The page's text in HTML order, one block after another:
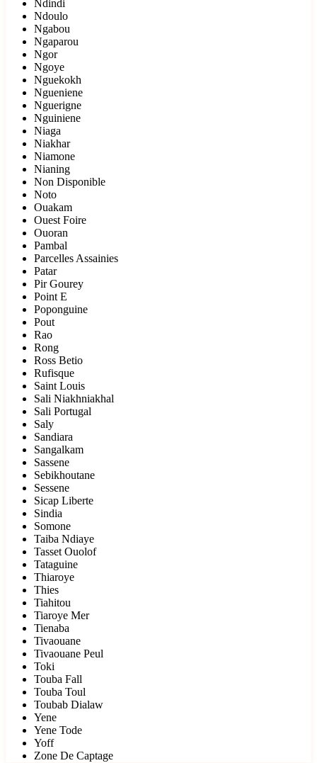
Ndindi
Ndoulo
Ngabou
Ngaparou
Ngor
Ngoye
Nguekokh
Ngueniene
Nguerigne
Nguiniene
Niaga
Niakhar
Niamone
Nianing
Non Disponible
Noto
Ouakam
Ouest Foire
Ouoran
Pambal
Parcelles Assainies
Patar
Pir Gourey
Point E
Poponguine
Pout
Rao
Rong
Ross Betio
Rufisque
Saint Louis
Sali Niakhniakhal
Sali Portugal
Saly
Sandiara
Sangalkam
Sassene
Sebikhoutane
Sessene
Sicap Liberte
Sindia
Somone
Taiba Ndiaye
Tasset Ouolof
Tataguine
Thiaroye
Thies
Tiahitou
Tiaroye Mer
Tienaba
Tivaouane
Tivaouane Peul
Toki
Touba Fall
Touba Toul
Toubab Dialaw
Yene
Yene Tode
Yoff
Zone De Captage